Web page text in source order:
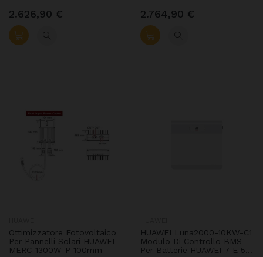
2.626,90 € 2.764,90 €
Ottimizzatore Fotovoltaico
Per Pannelli Solari HUAWEI
MERC-1300W-P 100mm
HUAWEI Luna2000-10KW-C1
Modulo Di Controllo BMS
Per Batterie HUAWEI 7 E 5